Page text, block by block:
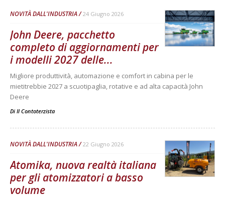
NOVITÀ DALL'INDUSTRIA 24 Giugno 2026
John Deere, pacchetto
completo di aggiornamenti per
i modelli 2027 delle...
Migliore produttività, automazione e comfort in cabina per le
mietitrebbie 2027 a scuotipaglia, rotative e ad alta capacità John
Deere
Di Il Contoterzista
NOVITÀ DALL'INDUSTRIA 22 Giugno 2026
Atomika, nuova realtà italiana
per gli atomizzatori a basso
volume